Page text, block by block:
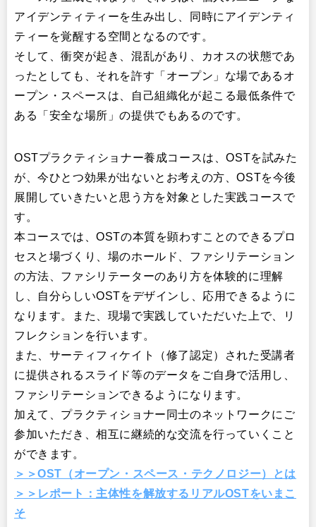
アイデンティティーを生み出し、同時にアイデンティ
ティーを覚醒する空間となるのです。
そして、衝突が起き、混乱があり、カオスの状態であ
ったとしても、それを許す「オープン」な場であるオ
ープン・スペースは、自己組織化が起こる最低条件で
ある「安全な場所」の提供でもあるのです。
OSTプラクティショナー養成コースは、OSTを試みた
が、今ひとつ効果が出ないとお考えの方、OSTを今後
展開していきたいと思う方を対象とした実践コースで
す。
本コースでは、OSTの本質を顕わすことのできるプロ
セスと場づくり、場のホールド、ファシリテーション
の方法、ファシリテーターのあり方を体験的に理解
し、自分らしいOSTをデザインし、応用できるように
なります。また、現場で実践していただいた上で、リ
フレクションを行います。
また、サーティフィケイト（修了認定）された受講者
に提供されるスライド等のデータをご自身で活用し、
ファシリテーションできるようになります。
加えて、プラクティショナー同士のネットワークにご
参加いただき、相互に継続的な交流を行っていくこと
ができます。
＞＞OST（オープン・スペース・テクノロジー）とは
＞＞レポート：主体性を解放するリアルOSTをいまこ
そ